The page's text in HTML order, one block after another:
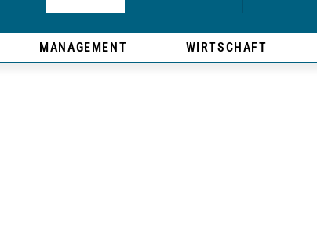
MANAGEMENT WIRTSCHAFT